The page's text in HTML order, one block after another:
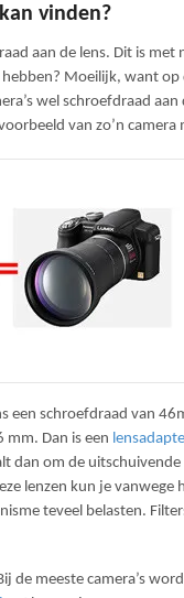
vinden?
aan de lens. Dit is met
Moeilijk, want op
wel schroefdraad
van zo’n
een schroefdraad van
mm. Dan is een
dan om de uitschuivende
lenzen kun je
teveel belasten.
de meeste camera’s